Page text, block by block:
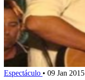
Espectáculo • 09 Jan 2015